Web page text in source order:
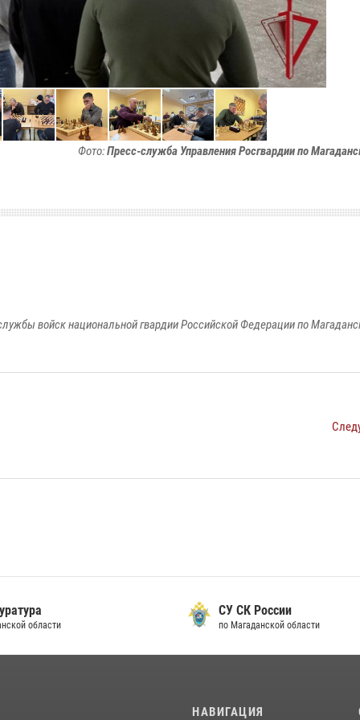
Фото:Пресс-служба Управления Росгвардии по
войск национальной гвардии Российской Федерации по
области
СУ СК России
по Магаданской области
НАВИГАЦИЯ